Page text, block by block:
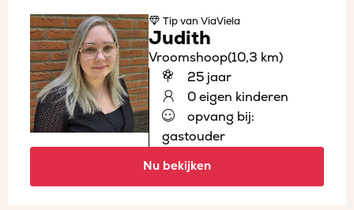
Tipvan ViaViela
Judith
Vroomshoop(10,3 km)
25 jaar
0 eigen kinderen
opvang bij:
gastouder
Nu bekijken